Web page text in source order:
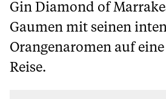
Gin Diamond of
Gaumen mit seinen
Orangenaromen auf
Reise.